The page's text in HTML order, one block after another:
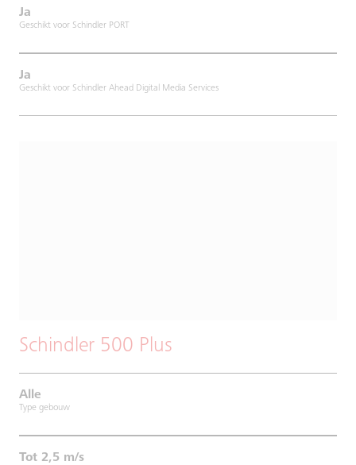
Ja
Geschikt voor Schindler PORT
Ja
Geschikt voor Schindler Ahead Digital Media Services
Schindler 500 Plus
Alle
Type gebouw
Tot 2,5 m/s